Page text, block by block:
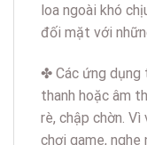
loa ngoài khó
đối mặt với
✤ Các ứng dụng
thanh hoặc âm
rè, chập chờn.
chơi game, nghe